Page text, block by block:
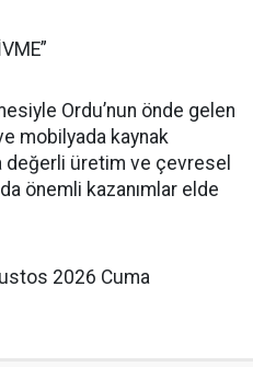
Ordu’nun önde gelen
mobilyada kaynak
üretim ve çevresel
önemli kazanımlar elde
2026 Cuma